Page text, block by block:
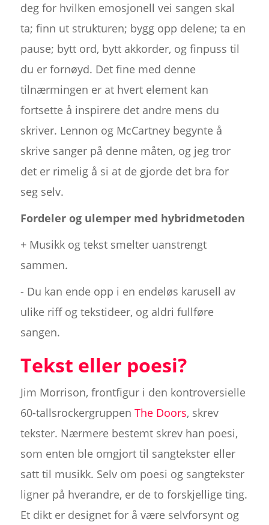
deg for hvilken emosjonell vei sangen skal
ta; finn ut strukturen; bygg opp delene; ta en
pause; bytt ord, bytt akkorder, og finpuss til
du er fornøyd. Det fine med denne
tilnærmingen er at hvert element kan
fortsette å inspirere det andre mens du
skriver. Lennon og McCartney begynte å
skrive sanger på denne måten, og jeg tror
det er rimelig å si at de gjorde det bra for
seg selv.
Fordeler og ulemper med hybridmetoden
+ Musikk og tekst smelter uanstrengt
sammen.
- Du kan ende opp i en endeløs karusell av
ulike riff og tekstideer, og aldri fullføre
sangen.
Tekst eller poesi?
Jim Morrison, frontfigur i den kontroversielle
60-tallsrockergruppen The Doors, skrev
tekster. Nærmere bestemt skrev han poesi,
som enten ble omgjort til sangtekster eller
satt til musikk. Selv om poesi og sangtekster
ligner på hverandre, er de to forskjellige ting.
Et dikt er designet for å være selvforsynt og